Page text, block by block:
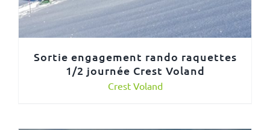
Sortie engagement rando raquettes
1/2 journée Crest Voland
Crest Voland